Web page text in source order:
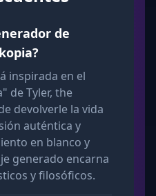
de
inspirada en el
de Tyler, the
devolverle la vida
auténtica y
en blanco y
generado encarna
y filosóficos.